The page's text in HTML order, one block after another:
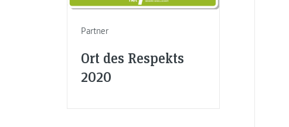
Partner
Ort des Respekts
2020